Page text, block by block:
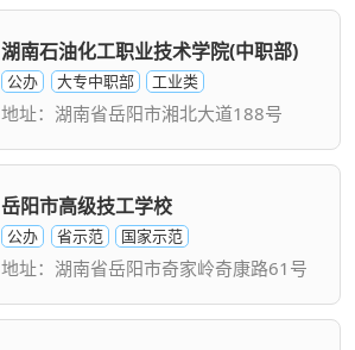
湖南石油化工职业技术学院(中职部)
公办 大专中职部 工业类
地址：湖南省岳阳市湘北大道188号
岳阳市高级技工学校
公办 省示范 国家示范
地址：湖南省岳阳市奇家岭奇康路61号